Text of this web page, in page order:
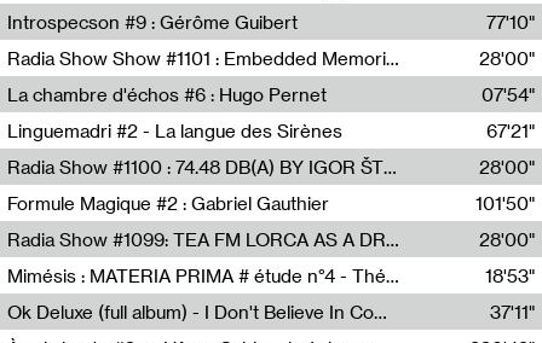
Radio Grenouille
Introspecson #9 : Gérôme Guibert
Pierre Henry,Gérôme Guibert
77'10"
Radia Show Show #1101 : Embedded Memories by Jimmy Peggie / radioart106
Jimmy Peggie,radioart106
28'00"
La chambre d'échos #6 : Hugo Pernet
Revue Les Chambres,Hugo Pernet
07'54"
Linguemadri #2 - La langue des Sirènes
Meris Angioletti
67'21"
Radia Show #1100 : 74.48 DB(A) BY IGOR ŠTROMAJER FOR RADIO X
radio x
28'00"
Formule Magique #2 : Gabriel Gauthier
Nathalie Lacroix,Gabriel Gauthier
101'50"
Radia Show #1099: TEA FM LORCA AS A DREAM
TEAFM
28'00"
Mimésis : MATERIA PRIMA # étude n°4 - Théâtre de l’Aquarium
Francesco Russo,Scuola della Crisi
18'53"
Ok Deluxe (full album) - I Don't Believe In Computing
37'11"